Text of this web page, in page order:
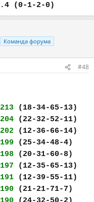
(0-1-2-0)
Команда форума
#48
213 (18-34-65-13)
204 (22-32-52-11)
202 (12-36-66-14)
199 (25-34-48-4)
198 (20-31-60-8)
197 (12-35-65-13)
191 (12-39-55-11)
190 (21-21-71-7)